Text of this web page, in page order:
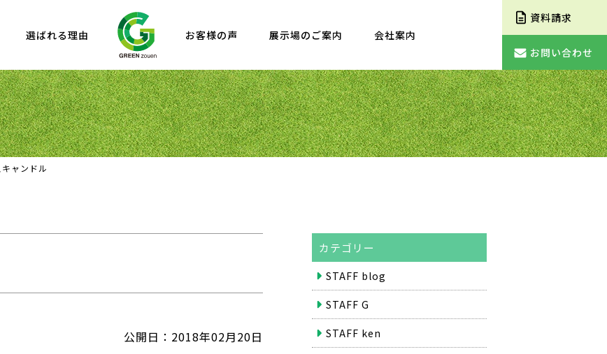
選ばれる理由 お客様の声 展示場のご案内 会社案内
資料請求
お問い合わせ
キャンドル
公開日：2018年02月20日
カテゴリー
STAFF blog
STAFF G
STAFF ken